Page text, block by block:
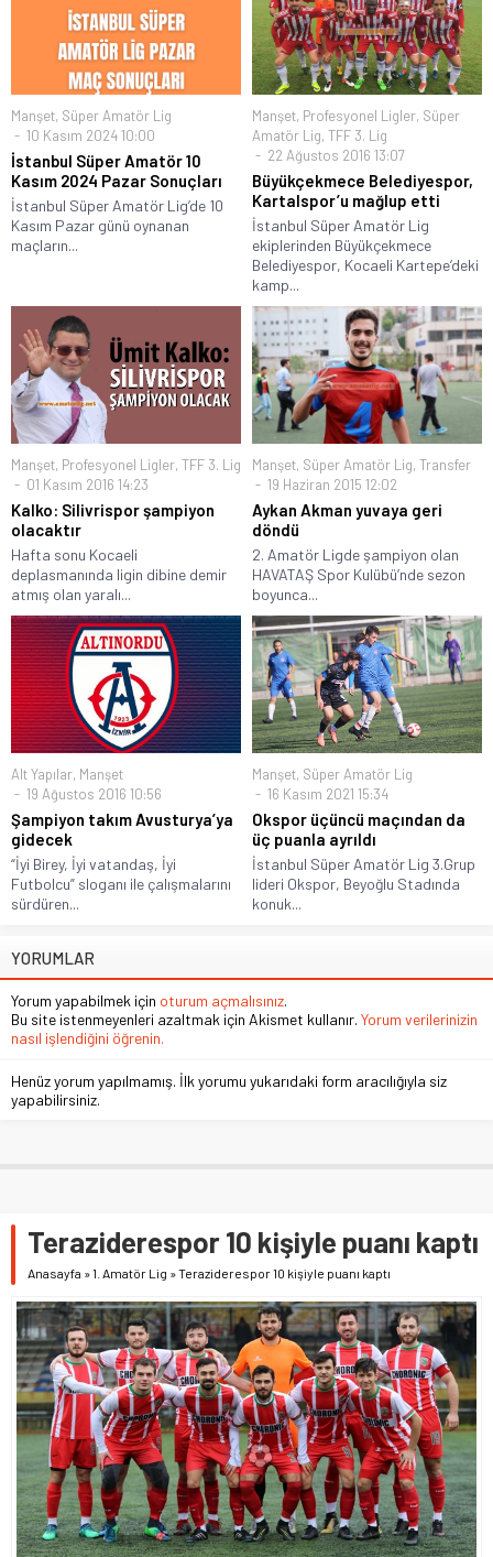
Manşet, Süper Amatör Lig
10 Kasım 2024 10:00
İstanbul Süper Amatör 10
Kasım 2024 Pazar Sonuçları
İstanbul Süper Amatör Lig’de 10
Kasım Pazar günü oynanan
maçların...
Manşet, Profesyonel Ligler, Süper
Amatör Lig, TFF 3. Lig
22 Ağustos 2016 13:07
Büyükçekmece Belediyespor,
Kartalspor’u mağlup etti
İstanbul Süper Amatör Lig
ekiplerinden Büyükçekmece
Belediyespor, Kocaeli Kartepe’deki
kamp...
Manşet, Profesyonel Ligler, TFF 3. Lig
01 Kasım 2016 14:23
Kalko: Silivrispor şampiyon
olacaktır
Hafta sonu Kocaeli
deplasmanında ligin dibine demir
atmış olan yaralı...
Manşet, Süper Amatör Lig, Transfer
19 Haziran 2015 12:02
Aykan Akman yuvaya geri
döndü
2. Amatör Ligde şampiyon olan
HAVATAŞ Spor Kulübü’nde sezon
boyunca...
Alt Yapılar, Manşet
19 Ağustos 2016 10:56
Şampiyon takım Avusturya’ya
gidecek
“İyi Birey, İyi vatandaş, İyi
Futbolcu” sloganı ile çalışmalarını
sürdüren...
Manşet, Süper Amatör Lig
16 Kasım 2021 15:34
Okspor üçüncü maçından da
üç puanla ayrıldı
İstanbul Süper Amatör Lig 3.Grup
lideri Okspor, Beyoğlu Stadında
konuk...
YORUMLAR
Yorum yapabilmek için oturum açmalısınız.
Bu site istenmeyenleri azaltmak için Akismet kullanır. Yorum verilerinizin
nasıl işlendiğini öğrenin.
Henüz yorum yapılmamış. İlk yorumu yukarıdaki form aracılığıyla siz
yapabilirsiniz.
Teraziderespor 10 kişiyle puanı kaptı
Anasayfa »1. Amatör Lig »Teraziderespor 10 kişiyle puanı kaptı